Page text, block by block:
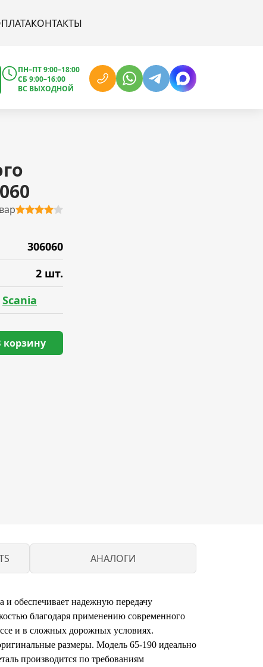
КОНТАКТЫ
ПН–ПТ 9:00–18:00
СБ 9:00–16:00
ВС ВЫХОДНОЙ
306060
2 шт.
Scania
корзину
АНАЛОГИ
и обеспечивает надежную передачу
благодаря применению современного
и в сложных дорожных условиях.
размеры. Модель 65-190 идеально
производится по требованиям